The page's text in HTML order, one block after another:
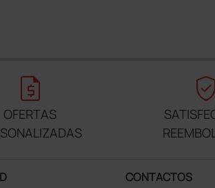
request_quote
OFERTAS
verified_user
CONTACTOS